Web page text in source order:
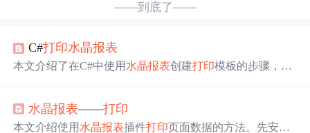
——到底了——
C#打印水晶报表
本文介绍了在C#中使用 水晶报表创建打印模板的步骤，包
晶报表进行报表设计和打印
水晶报表——打印
本文介绍使用 水晶报表插件打印页面数据的方法。先安装